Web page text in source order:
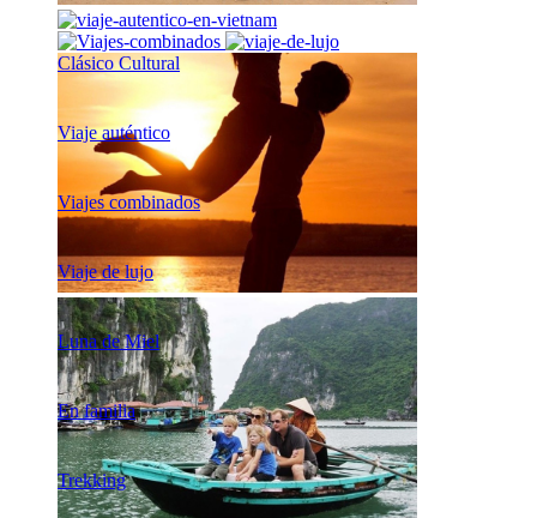
Clásico Cultural
Viaje auténtico
Viajes combinados
Viaje de lujo
Luna de Miel
En familia
Trekking